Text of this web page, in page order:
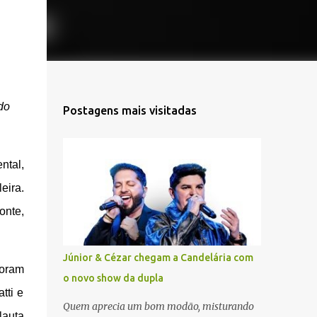
e
Postagens mais visitadas
Júnior & Cézar chegam a Candelária com
o novo show da dupla
Quem aprecia um bom modão, misturando